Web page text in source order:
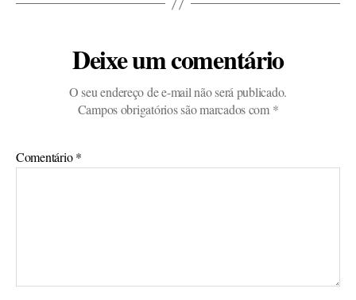
Deixe um comentário
O seu endereço de e-mail não será publicado.
Campos obrigatórios são marcados com *
Comentário*